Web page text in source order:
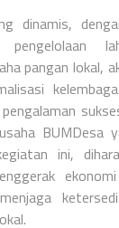
dinamis,
pengelolaan
pangan lokal,
BUMDesa
ini,